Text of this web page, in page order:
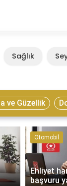
Sağlık
ve Güzellik
Otomobil
Ehliyet
başvuru